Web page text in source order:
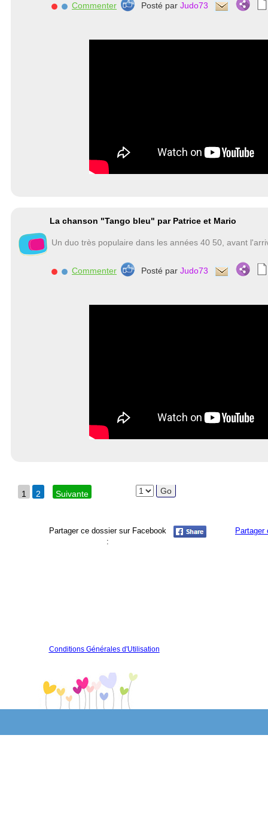
Commenter Posté par Judo73
La chanson "Tango bleu" par Patrice et Mario
Un duo très populaire dans les années 40 50, avant
Commenter Posté par Judo73
1 2 Suivante
Partager ce dossier sur Facebook
:
Partager
Conditions Générales d'Utilisation